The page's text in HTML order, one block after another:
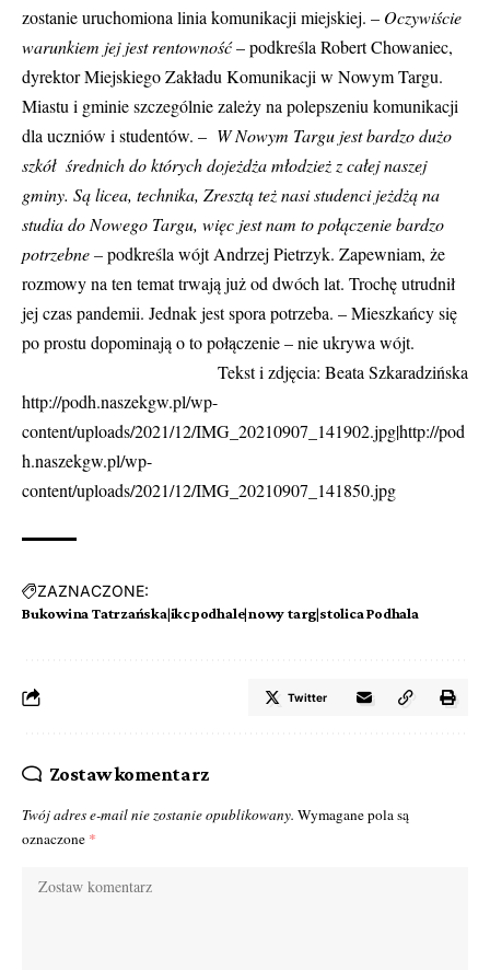
zostanie uruchomiona linia komunikacji miejskiej. – Oczywiście
warunkiem jej jest rentowność– podkreśla Robert Chowaniec,
dyrektor Miejskiego Zakładu Komunikacji w Nowym Targu.
Miastu i gminie szczególnie zależy na polepszeniu komunikacji
dla uczniów i studentów. – W Nowym Targu jest bardzo dużo
szkół średnich do których dojeżdża młodzież z całej naszej
gminy. Są licea, technika, Zresztą też nasi studenci jeżdżą na
studia do Nowego Targu, więc jest nam to połączenie bardzo
potrzebne –podkreśla wójt Andrzej Pietrzyk. Zapewniam, że
rozmowy na ten temat trwają już od dwóch lat. Trochę utrudnił
jej czas pandemii. Jednak jest spora potrzeba. – Mieszkańcy się
po prostu dopominają o to połączenie – nie ukrywa wójt.
Tekst i zdjęcia: Beata Szkaradzińska
http://podh.naszekgw.pl/wp-
content/uploads/2021/12/IMG_20210907_141902.jpg|http://pod
h.naszekgw.pl/wp-
content/uploads/2021/12/IMG_20210907_141850.jpg
ZAZNACZONE:
Bukowina Tatrzańska|ikcpodhale|nowy targ|stolica Podhala
Twitter
Zostaw komentarz
Twój adres e-mail nie zostanie opublikowany. Wymagane pola są
oznaczone *